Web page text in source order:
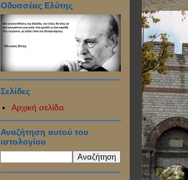
Οδυσσέας Ελύτης
Σελίδες
Αρχική σελίδα
Αναζήτηση αυτού του
ιστολογίου